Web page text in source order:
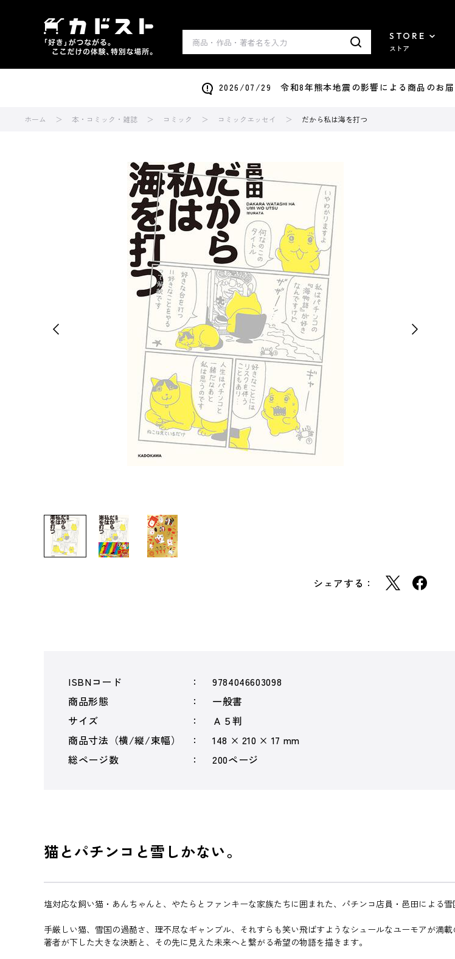
STORE
ストア
2026/07/29 令和8年熊本地震の影響による商品のお届
ホーム 本・コミック・雑誌 コミック コミックエッセイ だから私は海を打つ
シェアする：
ISBNコード
9784046603098
商品形態
一般書
サイズ
Ａ５判
商品寸法（横/縦/束幅）
148 × 210 × 17 mm
総ページ数
200ページ
猫とパチンコと雪しかない。
塩対応な飼い猫・あんちゃんと、やたらとファンキーな家族たちに囲まれた、パチンコ店員・邑田による
手厳しい猫、雪国の過酷さ、理不尽なギャンブル、それすらも笑い飛ばすようなシュールなユーモアが満
著者が下した大きな決断と、その先に見えた未来へと繋がる希望の物語を描きます。